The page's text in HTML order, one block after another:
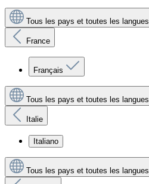
Tous les pays et toutes les langues
France
Français
Tous les pays et toutes les langues
Italie
Italiano
Tous les pays et toutes les langues